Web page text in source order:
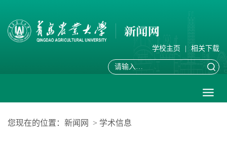
学校主页 相关下载
您现在的位置： 新闻网 > 学术信息